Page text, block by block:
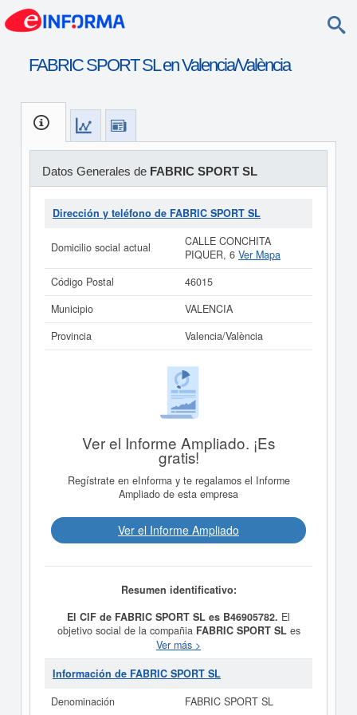
FABRIC SPORT SL en Valencia/València
Datos Generales de FABRIC SPORT SL
Dirección y teléfono de FABRIC SPORT SL
Domicilio social actual
CALLE CONCHITA
PIQUER, 6 Ver Mapa
Código Postal
46015
Municipio
VALENCIA
Provincia
Valencia/València
Ver el Informe Ampliado. ¡Es
gratis!
Regístrate en eInforma y te regalamos el Informe
Ampliado de esta empresa
Ver el Informe Ampliado
Resumen identificativo:
El CIF de FABRIC SPORT SL es B46905782. El
objetivo social de la compañia FABRIC SPORT SLes
FABRICACION, CONFECCION Y COMERCIALIZACION
DE ARTICULOS Y PRENDAS TEXTILES DE TODAS
CLASES. y fue creada el día 06/03/1991. La clase
prendas de vestir y accesorios n.c.o.p.. El número de
Ver más >
Información de FABRIC SPORT SL
Denominación
FABRIC SPORT SL